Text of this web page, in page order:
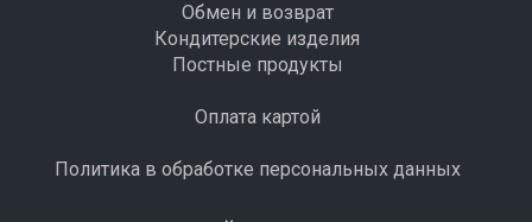
Обмен и возврат
Кондитерские изделия
Постные продукты
Оплата картой
Политика в обработке персональных данных